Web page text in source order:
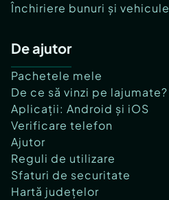
Închiriere bunuri și vehicule
De ajutor
Pachetele mele
De ce să vinzi pe lajumate?
Aplicații: Android și iOS
Verificare telefon
Ajutor
Reguli de utilizare
Sfaturi de securitate
Hartă județelor